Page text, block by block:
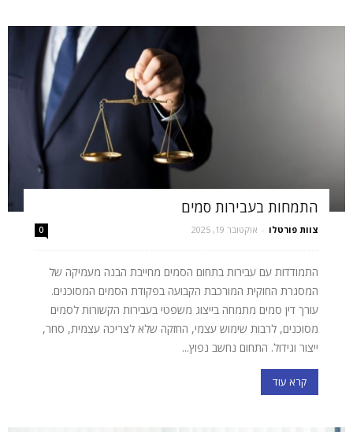
התמחות בעבירות סמים
צוות פורטלו - אוקטובר 19, 2025 0
התמודדות עם עבירות בתחום הסמים מחייבת הבנה מעמיקה של
המסגרת החוקית המורכבת הקבועה בפקודת הסמים המסוכנים.
עורך דין סמים מתמחה בייצוג משפטי בעבירות הקשורות לסמים
מסוכנים, לרבות שימוש עצמי, החזקה שלא לצריכה עצמית, סחר,
ייצור וגידול. התחום נחשב נפוץ...
קרא עוד